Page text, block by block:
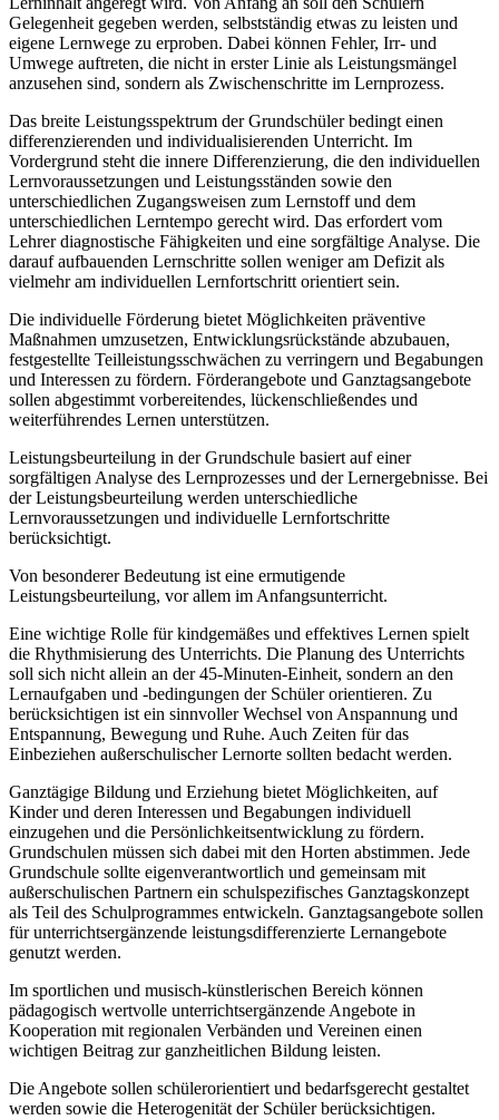
Gelegenheit gegeben werden, selbstständig etwas zu leisten und
eigene Lernwege zu erproben. Dabei können Fehler, Irr- und
Umwege auftreten, die nicht in erster Linie als Leistungsmängel
anzusehen sind, sondern als Zwischenschritte im Lernprozess.
Das breite Leistungsspektrum der Grundschüler bedingt einen
differenzierenden und individualisierenden Unterricht. Im
Vordergrund steht die innere Differenzierung, die den individuellen
Lernvoraussetzungen und Leistungsständen sowie den
unterschiedlichen Zugangsweisen zum Lernstoff und dem
unterschiedlichen Lerntempo gerecht wird. Das erfordert vom
Lehrer diagnostische Fähigkeiten und eine sorgfältige Analyse. Die
darauf aufbauenden Lernschritte sollen weniger am Defizit als
vielmehr am individuellen Lernfortschritt orientiert sein.
Die individuelle Förderung bietet Möglichkeiten präventive
Maßnahmen umzusetzen, Entwicklungsrückstände abzubauen,
festgestellte Teilleistungsschwächen zu verringern und Begabungen
und Interessen zu fördern. Förderangebote und Ganztagsangebote
sollen abgestimmt vorbereitendes, lückenschließendes und
weiterführendes Lernen unterstützen.
Leistungsbeurteilung in der Grundschule basiert auf einer
sorgfältigen Analyse des Lernprozesses und der Lernergebnisse. Bei
der Leistungsbeurteilung werden unterschiedliche
Lernvoraussetzungen und individuelle Lernfortschritte
berücksichtigt.
Von besonderer Bedeutung ist eine ermutigende
Leistungsbeurteilung, vor allem im Anfangsunterricht.
Eine wichtige Rolle für kindgemäßes und effektives Lernen spielt
die Rhythmisierung des Unterrichts. Die Planung des Unterrichts
soll sich nicht allein an der 45-Minuten-Einheit, sondern an den
Lernaufgaben und -bedingungen der Schüler orientieren. Zu
berücksichtigen ist ein sinnvoller Wechsel von Anspannung und
Entspannung, Bewegung und Ruhe. Auch Zeiten für das
Einbeziehen außerschulischer Lernorte sollten bedacht werden.
Ganztägige Bildung und Erziehung bietet Möglichkeiten, auf
Kinder und deren Interessen und Begabungen individuell
einzugehen und die Persönlichkeitsentwicklung zu fördern.
Grundschulen müssen sich dabei mit den Horten abstimmen. Jede
Grundschule sollte eigenverantwortlich und gemeinsam mit
außerschulischen Partnern ein schulspezifisches Ganztagskonzept
als Teil des Schulprogrammes entwickeln. Ganztagsangebote sollen
für unterrichtsergänzende leistungsdifferenzierte Lernangebote
genutzt werden.
Im sportlichen und musisch-künstlerischen Bereich können
pädagogisch wertvolle unterrichtsergänzende Angebote in
Kooperation mit regionalen Verbänden und Vereinen einen
wichtigen Beitrag zur ganzheitlichen Bildung leisten.
Die Angebote sollen schülerorientiert und bedarfsgerecht gestaltet
werden sowie die Heterogenität der Schüler berücksichtigen.